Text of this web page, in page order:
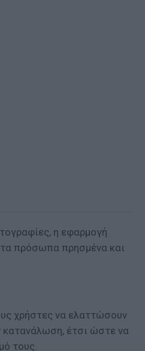
η εφαρμογή
τα πρόσωπα πρησμένα και
χρήστες να ελαττώσουν
κατανάλωση, έτσι ώστε να
τους.